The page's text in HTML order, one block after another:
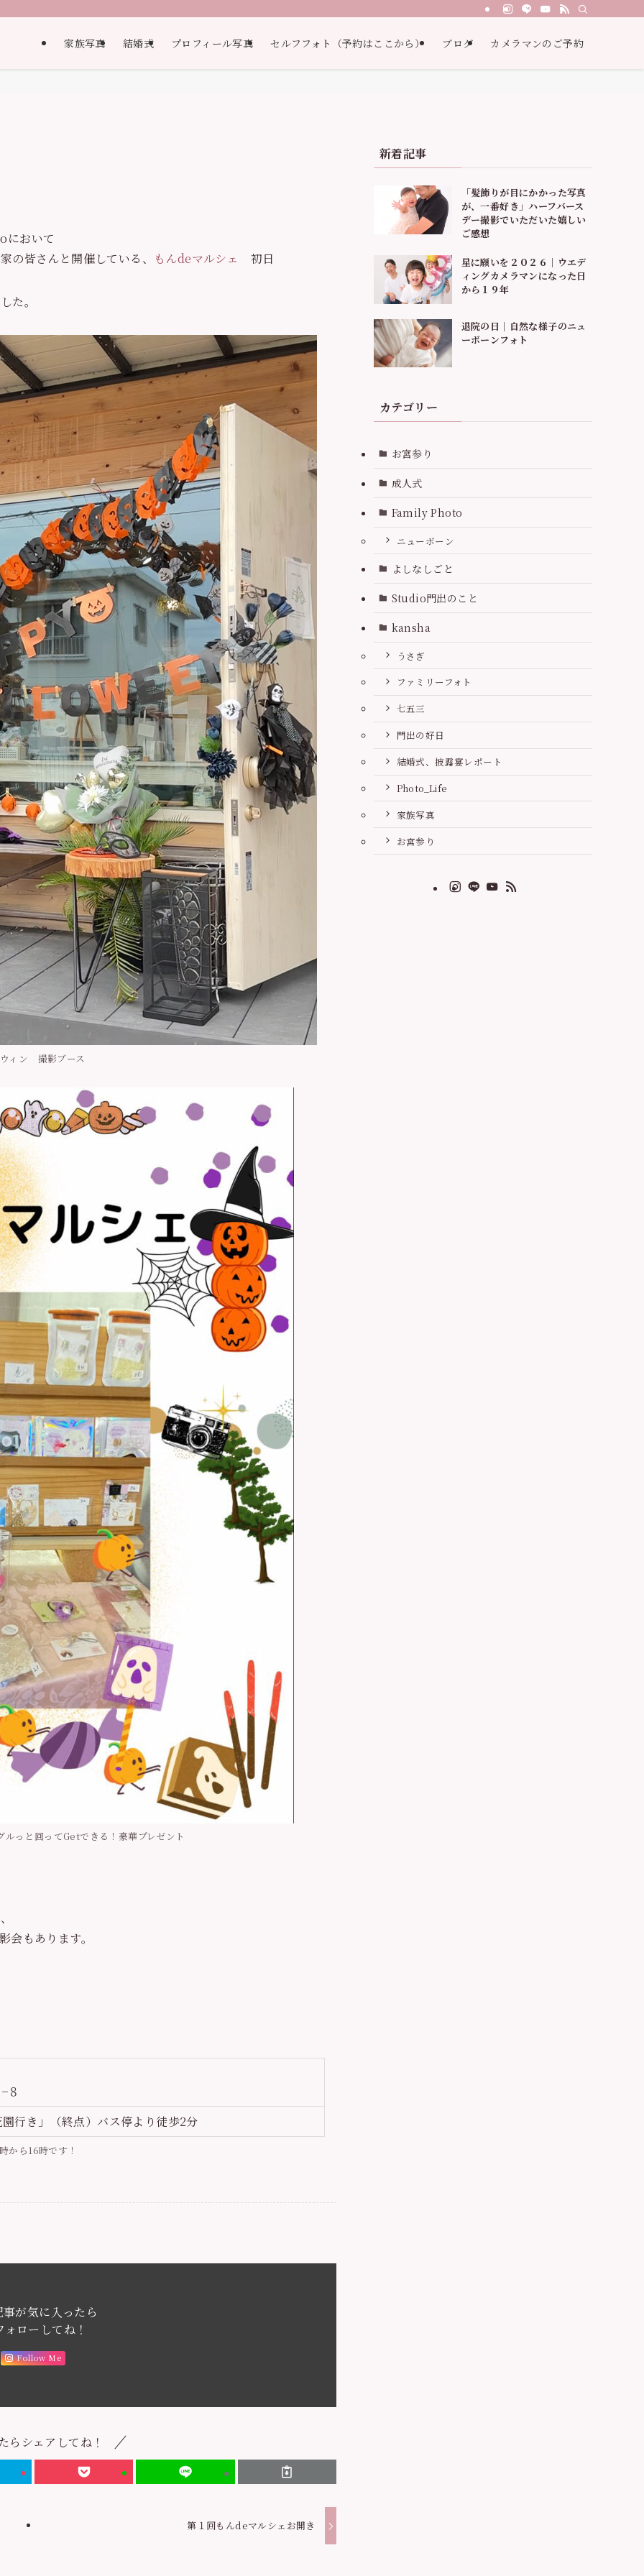
家族写真 結婚式 プロフィール写真 セルフフォト（予約はここから） ブログ カメラマンのご予約
において
の皆さんと開催している、
もんdeマルシェ 初日
た。
ィン 撮影ブース
っと回ってGetできる！豪華プレゼント
会もあります。
８
行き」（終点）バス停より徒歩2分
から16時です！
が気に入ったら
ローしてね！
Follow Me
らシェアしてね！
第１回もんdeマルシェお開き
新着記事
「髪飾りが目にかかった写真
が、一番好き」ハーフバース
デー撮影でいただいた嬉しい
ご感想
星に願いを２０２６｜ウエデ
ィングカメラマンになった日
から１９年
退院の日｜自然な様子のニュ
ーボーンフォト
カテゴリー
お宮参り
成人式
Family Photo
ニューボーン
よしなしごと
Studio門出のこと
kansha
うさぎ
ファミリーフォト
七五三
門出の好日
結婚式、披露宴レポート
Photo_Life
家族写真
お宮参り